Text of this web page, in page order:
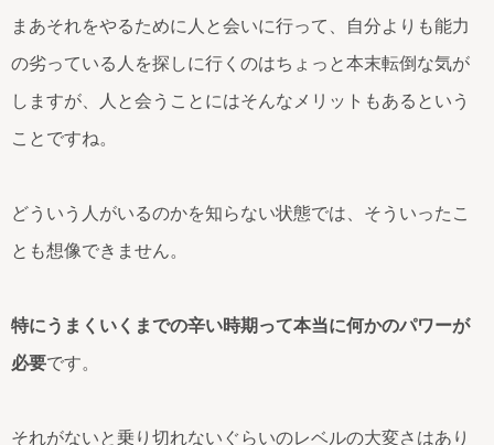
まあそれをやるために人と会いに行って、自分よりも能力
の劣っている人を探しに行くのはちょっと本末転倒な気が
しますが、人と会うことにはそんなメリットもあるという
ことですね。
どういう人がいるのかを知らない状態では、そういったこ
とも想像できません。
特にうまくいくまでの辛い時期って本当に何かのパワーが
必要です。
それがないと乗り切れないぐらいのレベルの大変さはあり